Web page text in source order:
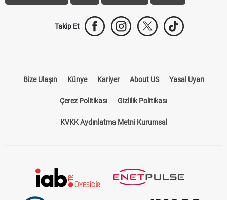
Canlı İzle iddaa Sonuçları Aktif Sayaç
Künye Kariyer About US
Çerez Politikası Gizlilik Politikası